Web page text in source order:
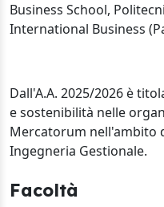
Business School,
International Business
Dall'A.A. 2025/2026 è
e sostenibilità nelle
Mercatorum nell'ambito
Ingegneria Gestionale.
Facoltà